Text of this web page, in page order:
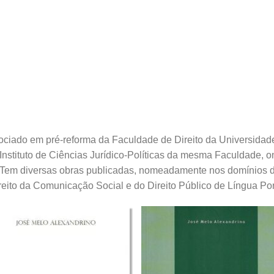
em pré-reforma da Faculdade de Direito da
de Ciências Jurídico-Políticas da mesma Faculdade,
diversas obras publicadas, nomeadamente nos domínios
da Comunicação Social e do Direito Público de Língua